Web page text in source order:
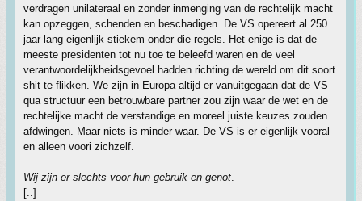
verdragen unilateraal en zonder inmenging van de rechtelijk macht
kan opzeggen, schenden en beschadigen. De VS opereert al 250
jaar lang eigenlijk stiekem onder die regels. Het enige is dat de
meeste presidenten tot nu toe te beleefd waren en de veel
verantwoordelijkheidsgevoel hadden richting de wereld om dit soort
shit te flikken. We zijn in Europa altijd er vanuitgegaan dat de VS
qua structuur een betrouwbare partner zou zijn waar de wet en de
rechtelijke macht de verstandige en moreel juiste keuzes zouden
afdwingen. Maar niets is minder waar. De VS is er eigenlijk vooral
en alleen voori zichzelf.
Wij zijn er slechts voor hun gebruik en genot.
[..]